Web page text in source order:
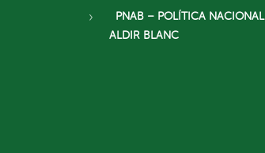
PNAB – POLÍTICA NACIONAL
ALDIR BLANC